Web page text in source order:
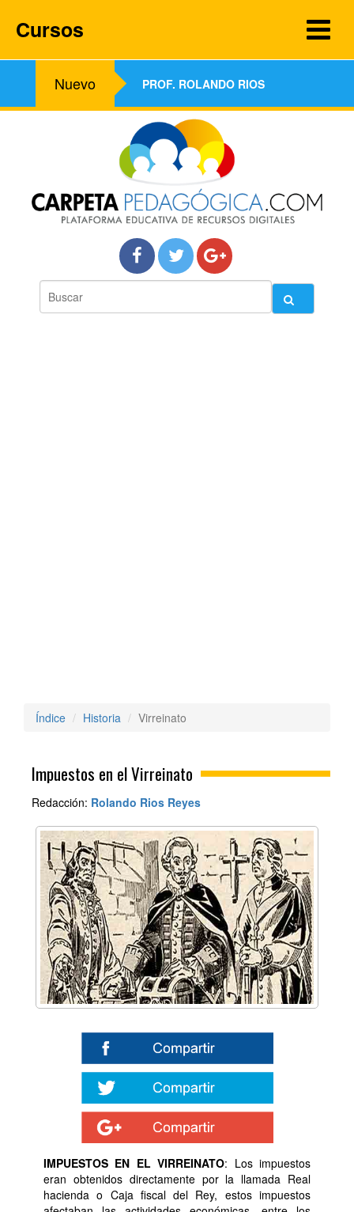
Nuevo PROF. ROLANDO RIOS
Cursos
Índice Historia Virreinato
Impuestos en el Virreinato
Redacción: Rolando Rios Reyes
IMPUESTOS EN EL VIRREINATO: Los impuestos
eran obtenidos directamente por la llamada Real
hacienda o Caja fiscal del Rey, estos impuestos